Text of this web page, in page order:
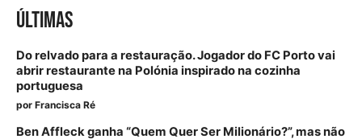
ÚLTIMAS
Do relvado para a restauração. Jogador do FC Porto vai
abrir restaurante na Polónia inspirado na cozinha
portuguesa
por Francisca Ré
Ben Affleck ganha “Quem Quer Ser Milionário?”, mas não